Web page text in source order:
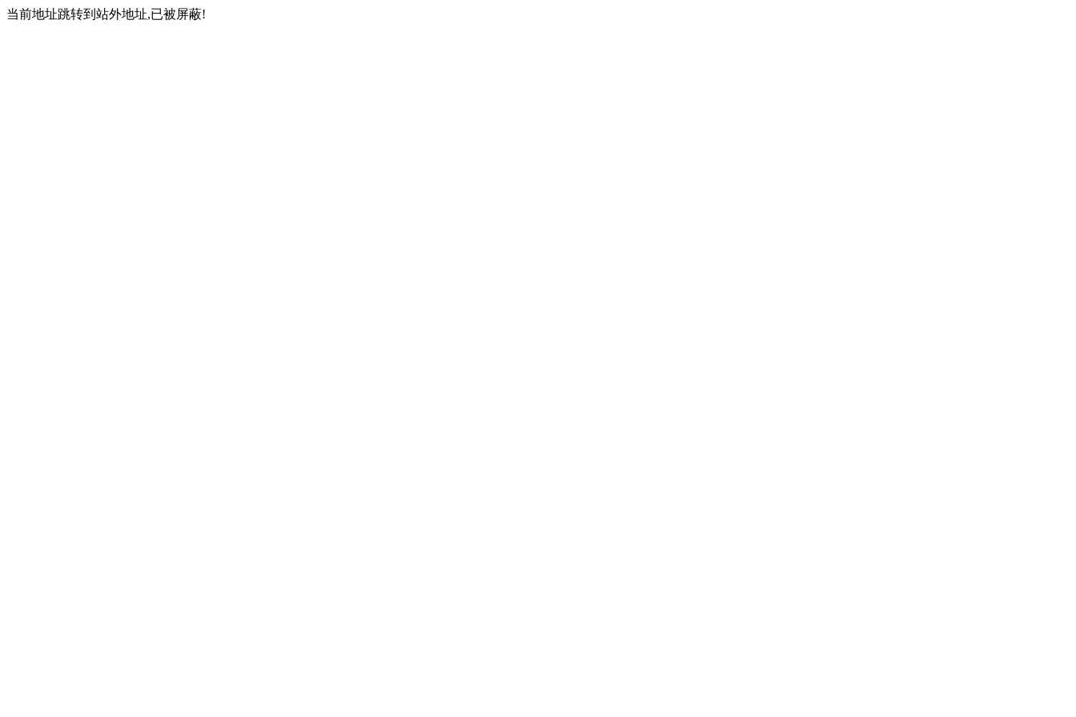
当前地址跳转到站外地址,已被屏蔽!